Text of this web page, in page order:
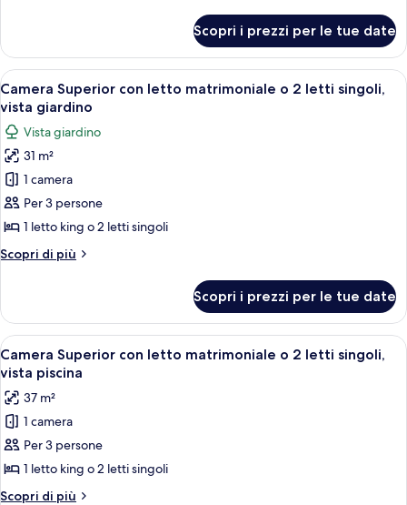
Classic
Scopri i prezzi per le tue date
Apri
tutte
le
foto
per
Camera
Superior
con
letto
matrimoniale
2
letti
singoli,
vista
giardino
Camera d'albergo con un letto
7
Camera Superior con letto matrimoniale o 2 letti singoli,
vista giardino
Vista giardino
31 m²
1 camera
Per 3 persone
1 letto king o 2 letti singoli
Scopri di più
Altri
Superior
con
letto
matrimoniale
2
letti
singoli,
vista
giardino
Scopri i prezzi per le tue date
Apri
tutte
le
foto
per
Camera
Superior
con
Una tavola imbandita con piatti di
6
Camera Superior con letto matrimoniale o 2 letti singoli,
vista piscina
37 m²
1 camera
Per 3 persone
1 letto king o 2 letti singoli
Scopri di più
Altri